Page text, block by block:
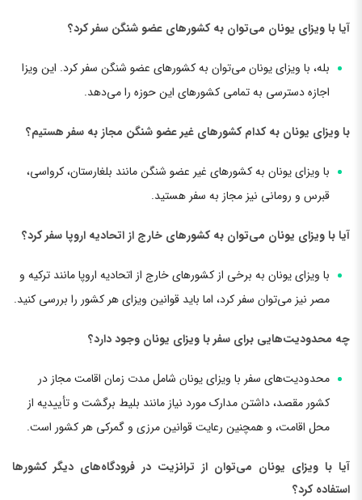
آیا با ویزای یونان می‌توان به کشورهای عضو شنگن سفر کرد؟
بله، با ویزای یونان می‌توان به کشورهای عضو شنگن سفر کرد. این ویزا
اجازه دسترسی به تمامی کشورهای این حوزه را می‌دهد.
با ویزای یونان به کدام کشورهای غیر عضو شنگن مجاز به سفر هستیم؟
با ویزای یونان به کشورهای غیر عضو شنگن مانند بلغارستان، کرواسی،
قبرس و رومانی نیز مجاز به سفر هستید.
آیا با ویزای یونان می‌توان به کشورهای خارج از اتحادیه اروپا سفر کرد؟
با ویزای یونان به برخی از کشورهای خارج از اتحادیه اروپا مانند ترکیه و
مصر نیز می‌توان سفر کرد، اما باید قوانین ویزای هر کشور را بررسی کنید.
چه محدودیت‌هایی برای سفر با ویزای یونان وجود دارد؟
محدودیت‌های سفر با ویزای یونان شامل مدت زمان اقامت مجاز در
کشور مقصد، داشتن مدارک مورد نیاز مانند بلیط برگشت و تأییدیه از
محل اقامت، و همچنین رعایت قوانین مرزی و گمرکی هر کشور است.
آیا با ویزای یونان می‌توان از ترانزیت در فرودگاه‌های دیگر کشورها
استفاده کرد؟